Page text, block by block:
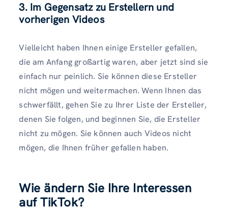
3. Im Gegensatz zu Erstellern und
vorherigen Videos
Vielleicht haben Ihnen einige Ersteller gefallen,
die am Anfang großartig waren, aber jetzt sind sie
einfach nur peinlich. Sie können diese Ersteller
nicht mögen und weitermachen. Wenn Ihnen das
schwerfällt, gehen Sie zu Ihrer Liste der Ersteller,
denen Sie folgen, und beginnen Sie, die Ersteller
nicht zu mögen. Sie können auch Videos nicht
mögen, die Ihnen früher gefallen haben.
Wie ändern Sie Ihre Interessen
auf TikTok?